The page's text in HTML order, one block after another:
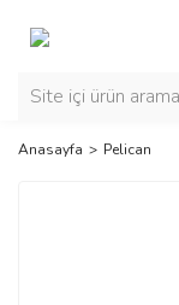
Anasayfa Pelican